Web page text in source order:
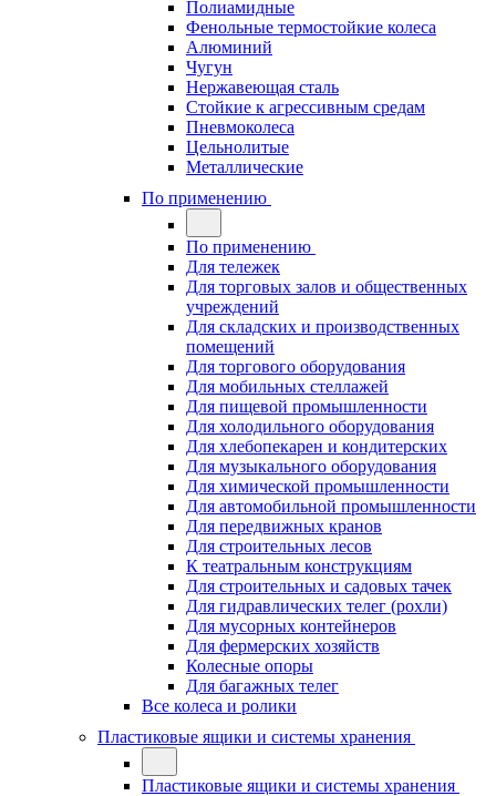
Полиамидные
Фенольные термостойкие колеса
Алюминий
Чугун
Нержавеющая сталь
Стойкие к агрессивным средам
Пневмоколеса
Цельнолитые
Металлические
По применению
По применению
Для тележек
Для торговых залов и общественных
учреждений
Для складских и производственных
помещений
Для торгового оборудования
Для мобильных стеллажей
Для пищевой промышленности
Для холодильного оборудования
Для хлебопекарен и кондитерских
Для музыкального оборудования
Для химической промышленности
Для автомобильной промышленности
Для передвижных кранов
Для строительных лесов
К театральным конструкциям
Для строительных и садовых тачек
Для гидравлических телег (рохли)
Для мусорных контейнеров
Для фермерских хозяйств
Колесные опоры
Для багажных телег
Все колеса и ролики
Пластиковые ящики и системы хранения
Пластиковые ящики и системы хранения